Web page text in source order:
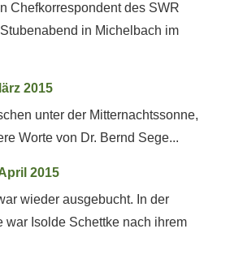
Chefkorrespondent des SWR
in Michelbach im
2015
unter der Mitternachtssonne,
Worte von Dr. Bernd Sege...
2015
wieder ausgebucht. In der
war Isolde Schettke nach ihrem